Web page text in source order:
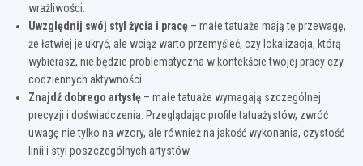
wrażliwości.
Uwzględnij swój styl życia i pracę – małe tatuaże mają tę przewagę,
że łatwiej je ukryć, ale wciąż warto przemyśleć, czy lokalizacja, którą
wybierasz, nie będzie problematyczna w kontekście twojej pracy czy
codziennych aktywności.
Znajdź dobrego artystę – małe tatuaże wymagają szczególnej
precyzji i doświadczenia. Przeglądając profile tatuażystów, zwróć
uwagę nie tylko na wzory, ale również na jakość wykonania, czystość
linii i styl poszczególnych artystów.